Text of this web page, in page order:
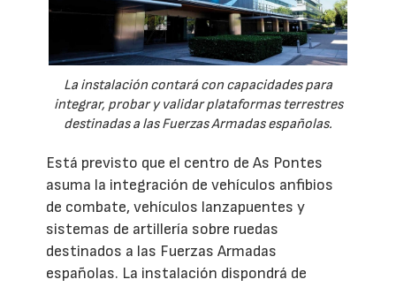
La instalación contará con capacidades para
integrar, probar y validar plataformas terrestres
destinadas a las Fuerzas Armadas españolas.
Está previsto que el centro de As Pontes
asuma la integración de vehículos anfibios
de combate, vehículos lanzapuentes y
sistemas de artillería sobre ruedas
destinados a las Fuerzas Armadas
españolas. La instalación dispondrá de